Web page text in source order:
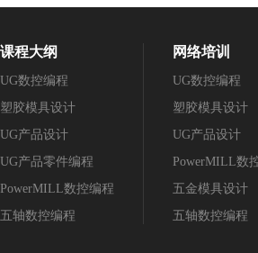
课程大纲
UG数控编程
塑胶模具设计
UG产品设计
UG产品零件编程
PowerMILL数控编程
五轴数控编程
网络培训
UG数控编程
塑胶模具设计
UG产品设计
PowerMILL数
五金模具设计
五轴数控编程